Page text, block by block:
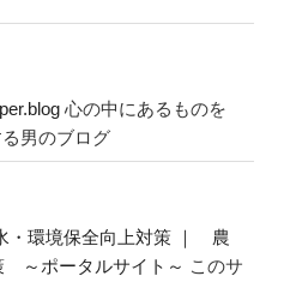
心の中にあるものを
男のブログ
・環境保全向上対策 ｜ 農
～ポータルサイト～ このサ